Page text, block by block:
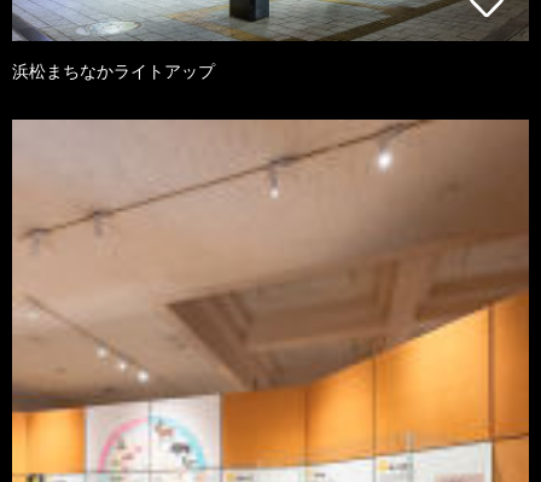
浜松まちなかライトアップ